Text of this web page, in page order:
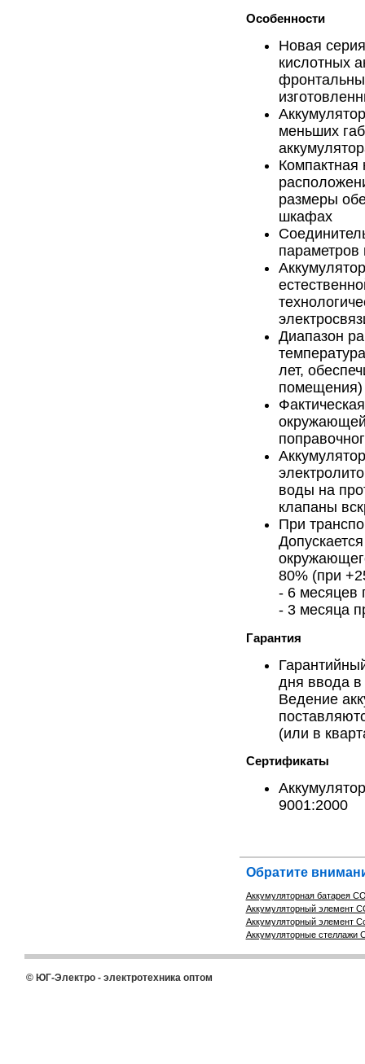
Особенности
Новая
кислотных
меньших
Компактная
размеры
шкафах
параметров
Диапазон
лет,
помещения)
воды на
клапаны
При
80% (при
- 6 месяцев
- 3 месяца
Гарантия
дня ввода в
Ведение
(или в
Сертификаты
9001:2000
Обратите
Аккумуляторная батарея
Аккумуляторный элемент
Аккумуляторный элемент
Аккумуляторные стеллажи
© ЮГ-Электро - электротехника оптом